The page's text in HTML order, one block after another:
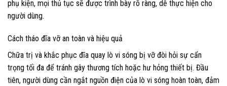
phụ kiện, mọi thủ tục sẽ được trình bày rõ ràng, dễ thực hiện cho
người dùng.
Cách tháo đĩa vỡ an toàn và hiệu quả
Chữa trị và khắc phục đĩa quay lò vi sóng bị vỡ đòi hỏi sự cẩn
trọng tối đa để tránh gây thương tích hoặc hư hỏng thiết bị. Đầu
tiên, người dùng cần ngắt nguồn điện của lò vi sóng hoàn toàn, đảm